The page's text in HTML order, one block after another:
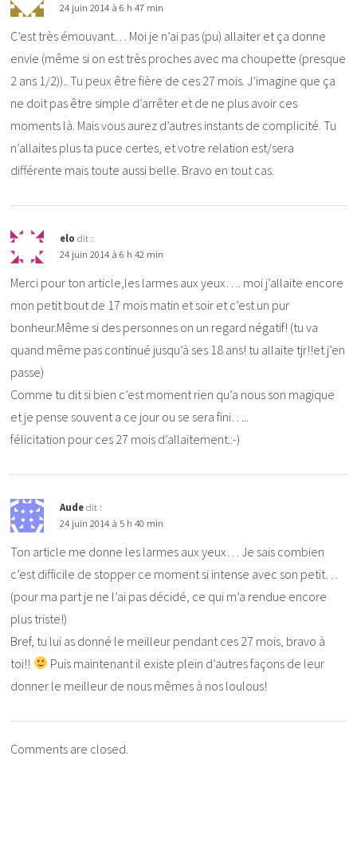
24 juin 2014 à 6 h 47 min
C’est très émouvant… Moi je n’ai pas (pu) allaiter et ça donne
envie (même si on est très proches avec ma choupette (presque
2 ans 1/2)).. Tu peux être fière de ces 27 mois. J’imagine que ça
ne doit pas être simple d’arrêter et de ne plus avoir ces
moments là. Mais vous aurez d’autres instants de complicité. Tu
n’allaites plus ta puce certes, et votre relation est/sera
différente mais toute aussi belle. Bravo en tout cas.
elo dit :
24 juin 2014 à 6 h 42 min
Merci pour ton article,les larmes aux yeux…. moi j’allaite encore
mon petit bout de 17 mois matin et soir et c’est un pur
bonheur.Même si des personnes on un regard négatif! (tu va
quand même pas continué jusqu’à ses 18 ans! tu allaite tjr!!et j’en
passe)
Comme tu dit si bien c’est moment rien qu’a nous son magique
et je pense souvent a ce jour ou se sera fini…..
félicitation pour ces 27 mois d’allaitement.:-)
Aude dit :
24 juin 2014 à 5 h 40 min
Ton article me donne les larmes aux yeux… Je sais combien
c’est difficile de stopper ce moment si intense avec son petit…
(pour ma part je ne l’ai pas décidé, ce qui m’a rendue encore
plus triste!)
Bref, tu lui as donné le meilleur pendant ces 27 mois, bravo à
toi!!
Puis maintenant il existe plein d’autres façons de leur
donner le meilleur de nous mêmes à nos loulous!
Comments are closed.